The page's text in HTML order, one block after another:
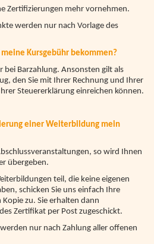
Zertifizierungen mehr vornehmen.
werden nur nach Vorlage des
Kursgebühr bekommen?
bei Barzahlung. Ansonsten gilt als
den Sie mit Ihrer Rechnung und Ihrer
Steuererklärung einreichen können.
einer Weiterbildung mein
so wird Ihnen
übergeben.
teil, die keine eigenen
schicken Sie uns einfach Ihre
zu. Sie erhalten dann
Zertifikat per Post zugeschickt.
nur nach Zahlung aller offenen